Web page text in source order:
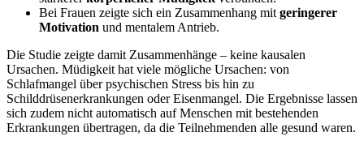
Bei Frauen zeigte sich ein Zusammenhang mitgeringerer
Motivation und mentalem Antrieb.
Die Studie zeigte damit Zusammenhänge – keine kausalen
Ursachen. Müdigkeit hat viele mögliche Ursachen: von
Schlafmangel über psychischen Stress bis hin zu
Schilddrüsenerkrankungen oder Eisenmangel. Die Ergebnisse lassen
sich zudem nicht automatisch auf Menschen mit bestehenden
Erkrankungen übertragen, da die Teilnehmenden alle gesund waren.